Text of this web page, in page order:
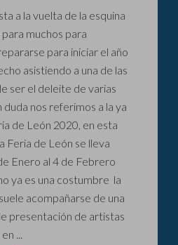
a la vuelta de la esquina
muchos para
para iniciar el año
asistiendo a una de las
ser el deleite de varias
duda nos referimos a la ya
de León 2020, en esta
Feria de León se lleva
Enero al 4 de Febrero
ya es una costumbre la
acompañarse de una
presentación de artistas
...